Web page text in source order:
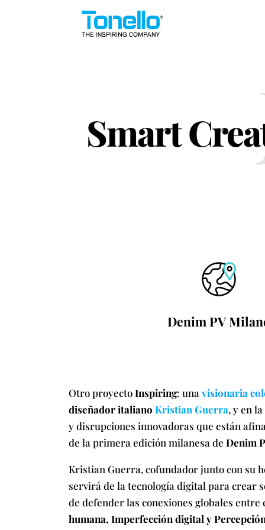
Smart
Denim PV
Otro proyectoInspiring: una visionaria
diseñador italiano Kristian Guerra, y en
y disrupciones innovadoras que están
de la primera edición milanesa de Denim
Kristian Guerra, cofundador junto con su
servirá de la tecnología digital para crear
de defender las conexiones globales
humana, Imperfección digital y